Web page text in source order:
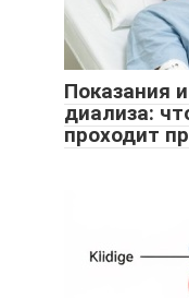
Показания
диализа:
проходит